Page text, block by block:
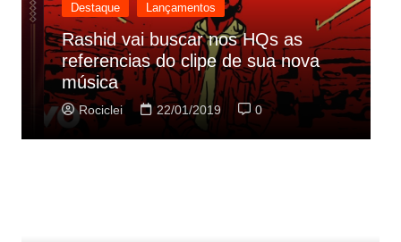
Destaque Lançamentos
Rashid vai buscar nos HQs as
referencias do clipe de sua nova
música
Rociclei 22/01/2019 0